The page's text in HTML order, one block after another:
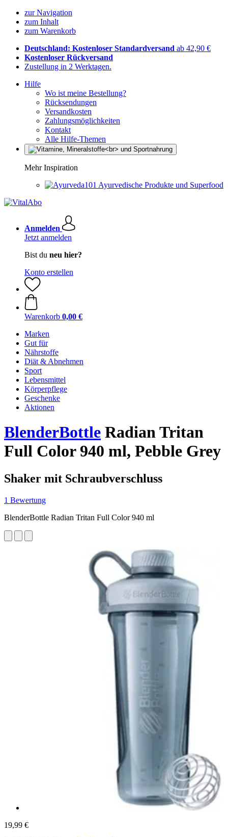
zur Navigation
zum Inhalt
zum Warenkorb
Deutschland: Kostenloser Standardversand ab 42,90 €
Kostenloser Rückversand
Zustellung in 2 Werktagen.
Hilfe
Wo ist meine Bestellung?
Rücksendungen
Versandkosten
Zahlungsmöglichkeiten
Kontakt
Alle Hilfe-Themen
Mehr Inspiration
Ayurvedische Produkte und Superfood
Anmelden
Jetzt anmelden
Bist du neu hier?
Konto erstellen
Warenkorb 0,00 €
Marken
Gut für
Nährstoffe
Diät & Abnehmen
Sport
Lebensmittel
Körperpflege
Geschenke
Aktionen
BlenderBottle Radian Tritan
Full Color 940 ml, Pebble Grey
Shaker mit Schraubverschluss
1 Bewertung
BlenderBottle Radian Tritan Full Color 940 ml
19,99 €